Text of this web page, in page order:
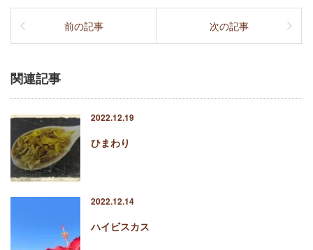
前の記事 次の記事
関連記事
2022.12.19
ひまわり
2022.12.14
ハイビスカス